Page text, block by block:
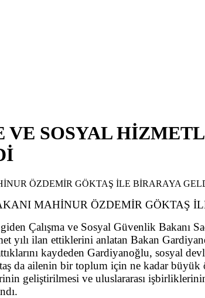
SOSYAL
MAHİNUR ÖZDEMİR GÖKTAŞ
Çalışma ve Sosyal Güvenlik Bakanı
ilan ettiklerini anlatan Bakan
kaydeden Gardiyanoğlu, sosyal
da ailenin bir toplum için ne kadar
geliştirilmesi ve uluslararası